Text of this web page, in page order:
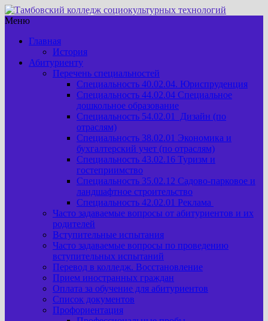
Меню
Главная
История
Абитуриенту
Перечень специальностей
Специальность 40.02.04. Юриспруденция
Специальность 44.02.04 Специальное
дошкольное образование
Специальность 54.02.01 Дизайн (по
отраслям)
Специальность 38.02.01 Экономика и
бухгалтерский учет (по отраслям)
Специальность 43.02.16 Туризм и
гостеприимство
Специальность 35.02.12 Садово-парковое и
ландшафтное строительство
Специальность 42.02.01 Реклама
Часто задаваемые вопросы от абитуриентов и их
родителей
Вступительные испытания
Часто задаваемые вопросы по проведению
вступительных испытаний
Перевод в колледж. Восстановление
Прием иностранных граждан
Оплата за обучение для абитуриентов
Список документов
Профориентация